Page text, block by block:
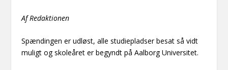
Af Redaktionen
Spændingen er udløst, alle studiepladser besat så vidt
muligt og skoleåret er begyndt på Aalborg Universitet.